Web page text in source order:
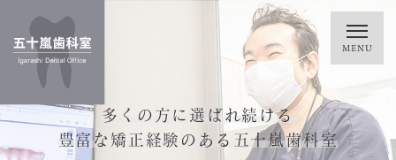
多くの方に選ばれ続ける
豊富な矯正経験のある五十嵐歯科室